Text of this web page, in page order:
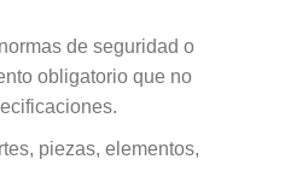
de seguridad o
obligatorio que no
piezas, elementos,